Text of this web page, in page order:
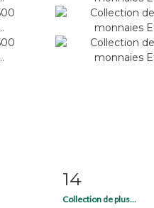
14
Collection de plus...